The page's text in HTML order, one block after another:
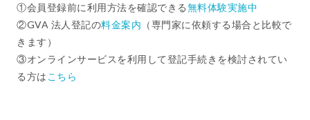
①会員登録前に利用方法を確認できる無料体験実施中
②GVA 法人登記の料金案内 （専門家に依頼する場合と比較で
きます）
③オンラインサービスを利用して登記手続きを検討されてい
る方は こちら